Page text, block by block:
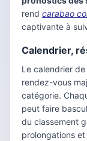
rend carabao
captivante à
Calendrier,
Le calendrier de
rendez-vous
catégorie.
peut faire
du classement
prolongations